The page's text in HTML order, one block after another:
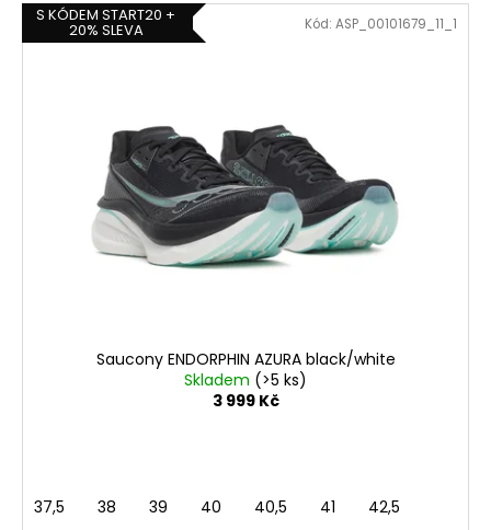
S KÓDEM START20 +
20% SLEVA
Saucony ENDORPHIN AZURA black/white
Skladem (>5 ks)
3 999 Kč
37,5 38 39 40 40,5 41 42,5
Kód: ASP_00101679_11_1